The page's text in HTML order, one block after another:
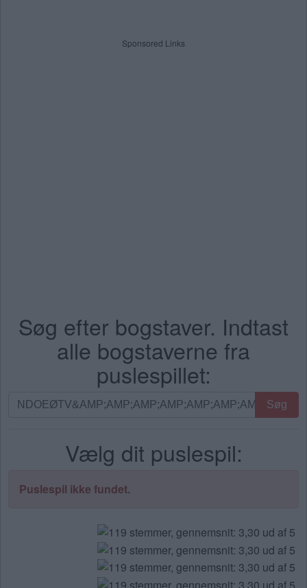
Sponsored Links
Søg efter bogstaver. Indtast
alle bogstaverne fra
puslespillet:
Søg
bogstaverne
Søg
Vælg dit puslespil:
Puslespil ikke fundet.